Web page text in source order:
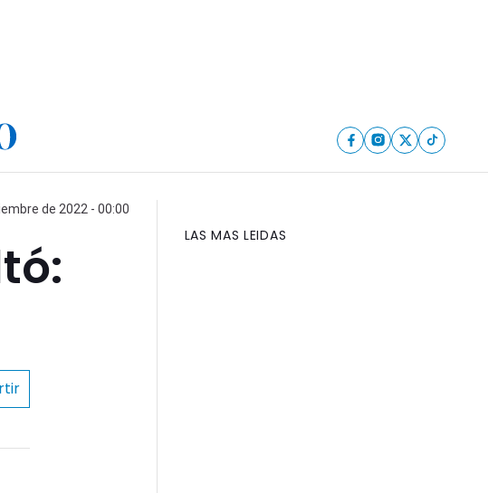
de 2022 - 00:00
LAS MAS LEIDAS